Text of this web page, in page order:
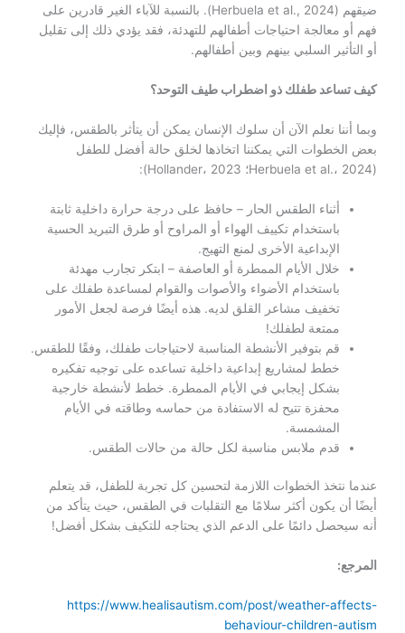
ضيقهم (Herbuela et al., 2024). بالنسبة للآباء الغير قادرين على
فهم أو معالجة احتياجات أطفالهم للتهدئة، فقد يؤدي ذلك إلى تقليل
أو التأثير السلبي بينهم وبين أطفالهم.
كيف تساعد طفلك ذو اضطراب طيف التوحد؟
وبما أننا نعلم الآن أن سلوك الإنسان يمكن أن يتأثر بالطقس، فإليك
بعض الخطوات التي يمكننا اتخاذها لخلق حالة أفضل للطفل
(Herbuela et al.، 2024؛ Hollander، 2023):
أثناء الطقس الحار – حافظ على درجة حرارة داخلية ثابتة
باستخدام تكييف الهواء أو المراوح أو طرق التبريد الحسية
الإبداعية الأخرى لمنع التهيج.
خلال الأيام الممطرة أو العاصفة – ابتكر تجارب مهدئة
باستخدام الأضواء والأصوات والقوام لمساعدة طفلك على
تخفيف مشاعر القلق لديه. هذه أيضًا فرصة لجعل الأمور
ممتعة لطفلك!
قم بتوفير الأنشطة المناسبة لاحتياجات طفلك، وفقًا للطقس.
خطط لمشاريع إبداعية داخلية تساعده على توجيه تفكيره
بشكل إيجابي في الأيام الممطرة. خطط لأنشطة خارجية
محفزة تتيح له الاستفادة من حماسه وطاقته في الأيام
المشمسة.
قدم ملابس مناسبة لكل حالة من حالات الطقس.
عندما نتخذ الخطوات اللازمة لتحسين كل تجربة للطفل، قد يتعلم
أيضًا أن يكون أكثر سلامًا مع التقلبات في الطقس، حيث يتأكد من
أنه سيحصل دائمًا على الدعم الذي يحتاجه للتكيف بشكل أفضل!
المرجع:
https://www.healisautism.com/post/weather-affects-
behaviour-children-autism